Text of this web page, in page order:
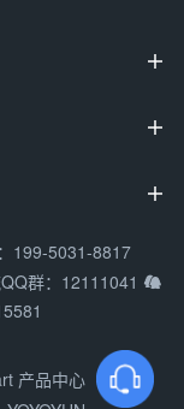



199-5031-8817
群：12111041 
产品中心